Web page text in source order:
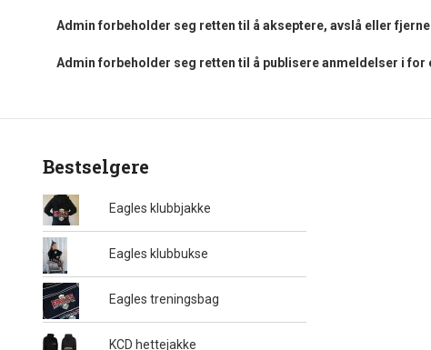
Admin forbeholder seg retten til å akseptere, avslå eller
Admin forbeholder seg retten til å publisere anmeldelser i for
Bestselgere
Eagles klubbjakke
Eagles klubbukse
Eagles treningsbag
KCD hettejakke